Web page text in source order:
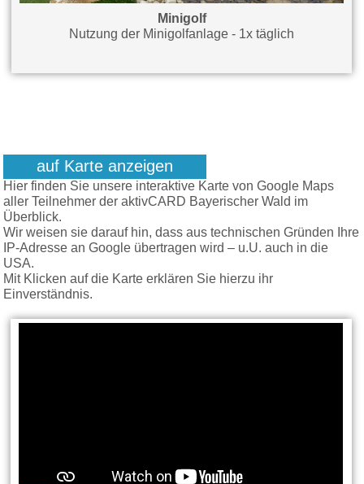
Minigolf
Nutzung der Minigolfanlage - 1x täglich
auf Karte anzeigen
Hier finden Sie unsere interaktive Karte von Google Maps
aller Teilnehmer der aktivCARD Bayerischer Wald im
Überblick.
Wir weisen sie darauf hin, dass aus technischen Gründen Ihre
IP-Adresse an Google übertragen wird – u.U. auch in die
USA.
Mit Klicken auf die Karte erklären Sie hierzu ihr
Einverständnis.